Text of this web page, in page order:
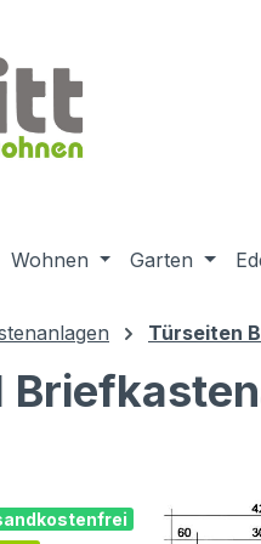
Wohnen Garten
Türseiten